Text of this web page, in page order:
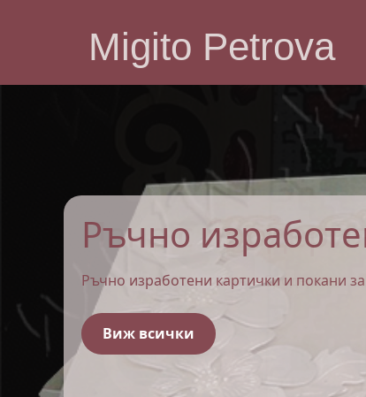
Migito Petrova
Пана с
Ръчно изработени пана с бродерия
Виж всички